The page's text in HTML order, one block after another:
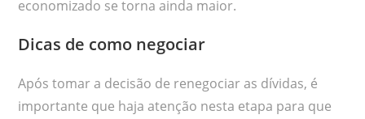
economizado se torna ainda maior.
Dicas de como negociar
Após tomar a decisão de renegociar as dívidas, é
importante que haja atenção nesta etapa para que